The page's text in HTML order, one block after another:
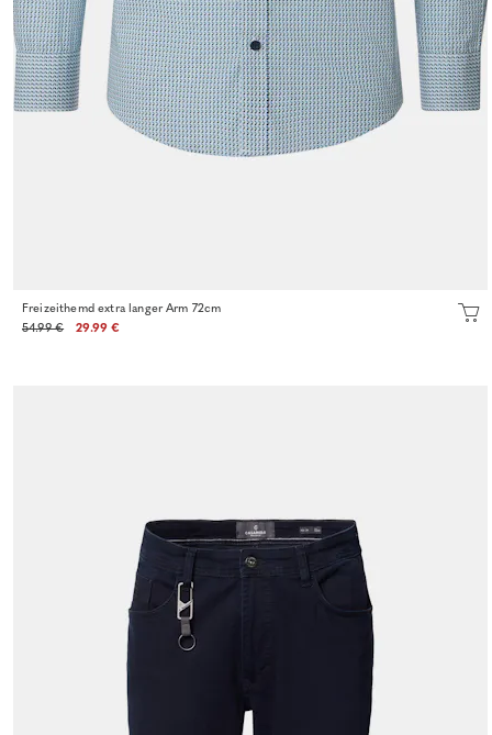
Freizeithemd extra langer Arm 72cm
54.99 €
29.99 €